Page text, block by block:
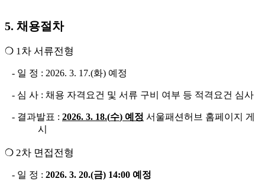
5. 채용절차
❍ 1차 서류전형
- 일 정 : 2026. 3. 17.(화) 예정
- 심 사 : 채용 자격요건 및 서류 구비 여부 등 적격요건 심사
- 결과발표 : 2026. 3. 18.(수) 예정 서울패션허브 홈페이지 게
시
❍ 2차 면접전형
- 일 정 : 2026. 3. 20.(금) 14:00 예정